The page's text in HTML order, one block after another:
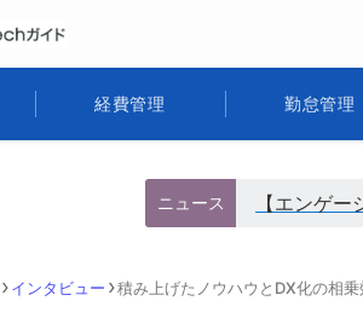
経費管理 勤怠管理
ニュース 【エンゲ
インタビュー 積み上げたノウハウとDX化の相